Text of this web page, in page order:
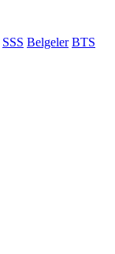
SSS Belgeler BTS